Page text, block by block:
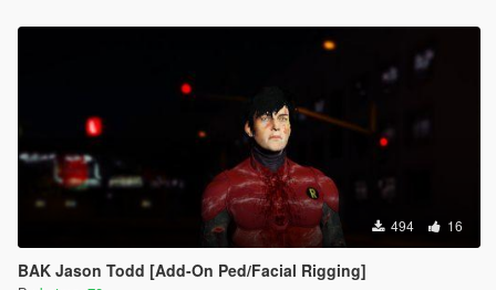
494 16
BAK Jason Todd [Add-On Ped/Facial Rigging]